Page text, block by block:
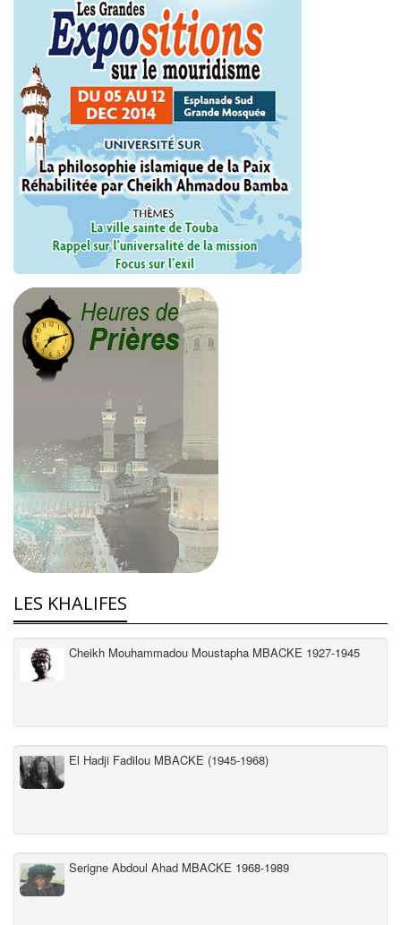
LES KHALIFES
Cheikh Mouhammadou Moustapha MBACKE 1927-1945
El Hadji Fadilou MBACKE (1945-1968)
Serigne Abdoul Ahad MBACKE 1968-1989